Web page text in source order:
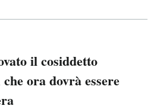
il cosiddetto
ora dovrà essere